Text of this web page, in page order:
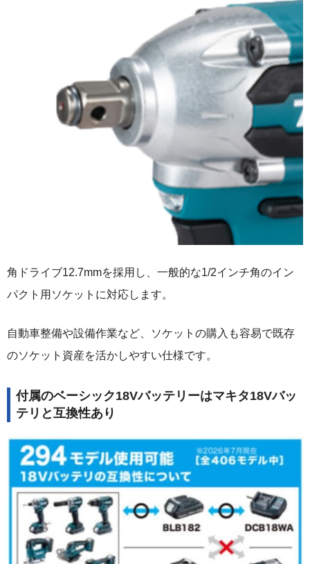
角ドライブ12.7mmを採用し、一般的な1/2インチ角のイン
パクト用ソケットに対応します。
自動車整備や設備作業など、ソケットの購入も容易で既存
のソケット資産を活かしやすい仕様です。
付属のベーシック18Vバッテリーはマキタ18Vバッ
テリと互換性あり